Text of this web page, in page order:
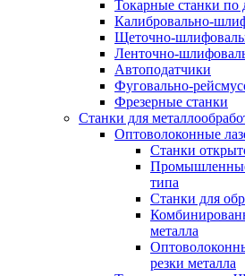
Токарные станки по
Калибровально-
Щеточно-
Ленточно-
Автоподатчики
Фуговально-
Фрезерные станки
Станки для
Оптоволоконные
Станки
типа
Станки для
металла
резки металла